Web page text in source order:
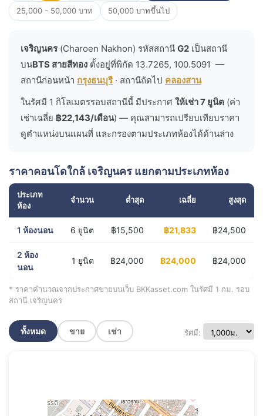
25,000 - 50,000 บาท 50,000 บาทขึ้นไป
เจริญนคร(Charoen Nakhon) รหัสสถานี G2 เป็นสถานี
บนBTS สายสีทอง ตั้งอยู่ที่พิกัด 13.7265, 100.5091 —
สถานีก่อนหน้า กรุงธนบุรี· สถานีถัดไป คลองสาน
ในรัศมี 1 กิโลเมตรรอบสถานีนี้ มีประกาศ ให้เช่า 7 ยูนิต (ค่า
เช่าเฉลี่ย ฿22,143/เดือน) — คุณสามารถเปรียบเทียบราคา
ดูตำแหน่งบนแผนที่ และกรองตามประเภทห้องได้ด้านล่าง
ราคาคอนโดใกล้ เจริญนคร แยกตามประเภทห้อง
ประเภท
ห้อง
จำนวน ต่ำสุด เฉลี่ย สูงสุด
1 ห้องนอน 6 ยูนิต ฿15,500 ฿21,833 ฿24,500
2 ห้อง
นอน
1 ยูนิต ฿24,000 ฿24,000 ฿24,000
* ราคาคำนวณจากประกาศขายบนเว็บ BKKasset.com ในรัศมี 1 กม. รอบ
สถานี เจริญนคร
ทั้งหมด ขาย เช่า รัศมี: